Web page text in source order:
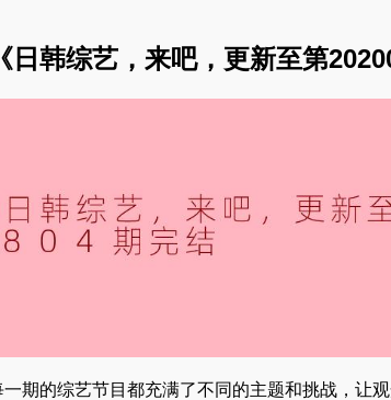
《日韩综艺，来吧，更新至第
一期的综艺节目都充满了不同的主题和挑战，让